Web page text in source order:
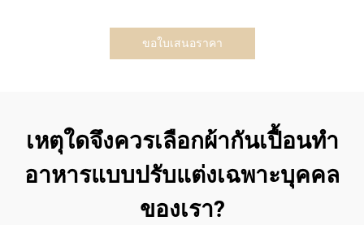
ขอใบเสนอราคา
เหตุใดจึงควรเลือกผ้ากันเปื้อนทำ
อาหารแบบปรับแต่งเฉพาะบุคคล
ของเรา?